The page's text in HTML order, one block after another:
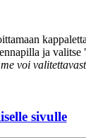
ja valitse
voi
sivulle